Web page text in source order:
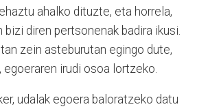
ahalko dituzte, eta horrela,
bizi diren pertsonenak badira ikusi.
zein asteburutan egingo dute,
irudi osoa lortzeko.
udalak egoera baloratzeko datu